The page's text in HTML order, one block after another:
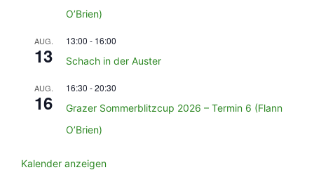
O’Brien)
AUG.
13
13:00 - 16:00
Schach in der Auster
AUG.
16
16:30 -20:30
Grazer Sommerblitzcup 2026 – Termin 6 (Flann
O’Brien)
Kalender anzeigen